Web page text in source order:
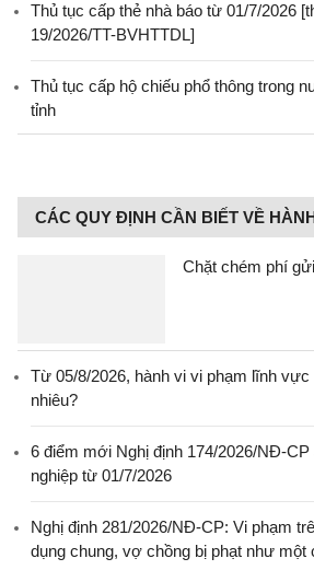
Thủ tục cấp thẻ nhà báo từ 01/7/2026
19/2026/TT-BVHTTDL]
Thủ tục cấp hộ chiếu phổ thông trong
tỉnh
CÁC QUY ĐỊNH CẦN BIẾT VỀ
Chặt chém phí
Từ 05/8/2026, hành vi vi phạm lĩnh vực
nhiêu?
6 điểm mới Nghị định 174/2026/NĐ-
nghiệp từ 01/7/2026
Nghị định 281/2026/NĐ-CP: Vi phạm
dụng chung, vợ chồng bị phạt như một